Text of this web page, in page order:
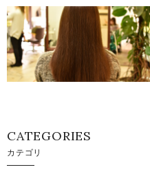
CATEGORIES
カテゴリ